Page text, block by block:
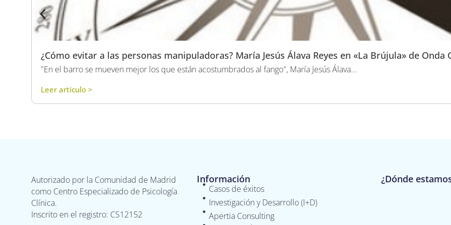
¿Cómo evitar a las personas manipuladoras? María Jesús Álava Reyes en «La Brújula» de Onda
"En el barro se mueven mejor los que están acostumbrados al fango", María Jesús Álava...
Leer artículo >
Autorizado por la Comunidad de Madrid
como Centro Especializado de Psicología
Clínica.
Inscrito en el registro: CS12152
Información
Casos de éxitos
Investigación y Desarrollo (I+D)
Apertia Consulting
¿Dónde